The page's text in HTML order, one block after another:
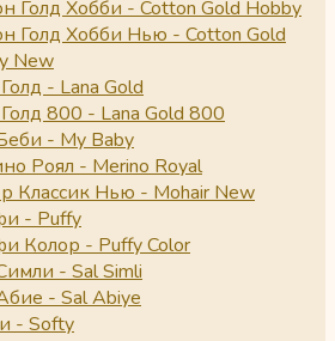
Голд Хобби - Cotton Gold Hobby
Голд Хобби Нью - Cotton Gold
New
- Lana Gold
800 - Lana Gold 800
- My Baby
Роял - Merino Royal
Классик Нью - Mohair New
- Puffy
Колор - Puffy Color
- Sal Simli
- Sal Abiye
- Softy